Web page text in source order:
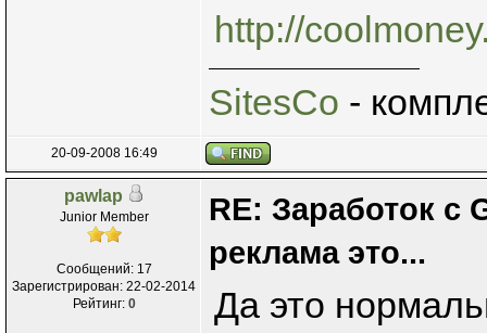
http://
SitesCo -
20-09-2008 16:49
pawlap
Junior Member
Сообщений: 17
Зарегистрирован: 22-02-2014
Рейтинг: 0
RE: Заработок с
реклама это...
Да это